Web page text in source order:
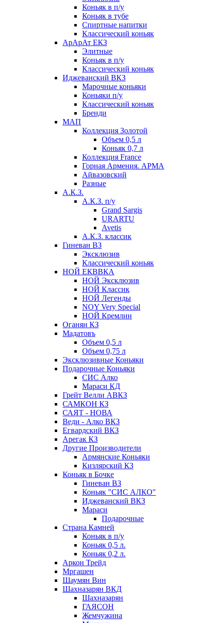
Коньяк в п/у
Коньяк в тубе
Спиртные напитки
Классический коньяк
АрАрАт ЕКЗ
Элитные
Коньяк в п/у
Классический коньяк
Иджеванский ВКЗ
Марочные коньяки
Коньяки п/у
Классический коньяк
Бренди
МАП
Коллекция Золотой
Объем 0,5 л
Коньяк 0,7 л
Коллекция France
Горная Армения. АРМА
Айвазовский
Разные
А.К.З.
А.К.З. п/у
Grand Sargis
URARTU
Avetis
А.К.З. классик
Гиневан ВЗ
Эксклюзив
Классический коньяк
НОЙ ЕКВВКА
НОЙ Эксклюзив
НОЙ Классик
НОЙ Легенды
NOY Very Speсial
НОЙ Кремлин
Оганян КЗ
Мадатовъ
Объем 0,5 л
Объем 0,75 л
Эксклюзивные Коньяки
Подарочные Коньяки
СИС Алко
Мараси КД
Грейт Велли АВКЗ
САМКОН КЗ
САЯТ - НОВА
Веди - Алко ВКЗ
Егвардский ВКЗ
Арегак КЗ
Другие Производители
Армянские Коньяки
Кизлярский КЗ
Коньяк в Бочке
Гиневан ВЗ
Коньяк "СИС АЛКО"
Иджеванский ВКЗ
Мараси
Подарочные
Страна Камней
Коньяк в п/у
Коньяк 0,5 л.
Коньяк 0,2 л.
Аркон Трейд
Мргашен
Шаумян Вин
Шахназарян ВКД
Шахназарян
ГАЯСОН
Жемчужина